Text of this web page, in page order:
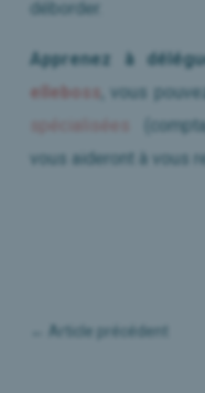
déborder.
Apprenez à
elleboss
, vous
vous aideront à vous
Article précédent